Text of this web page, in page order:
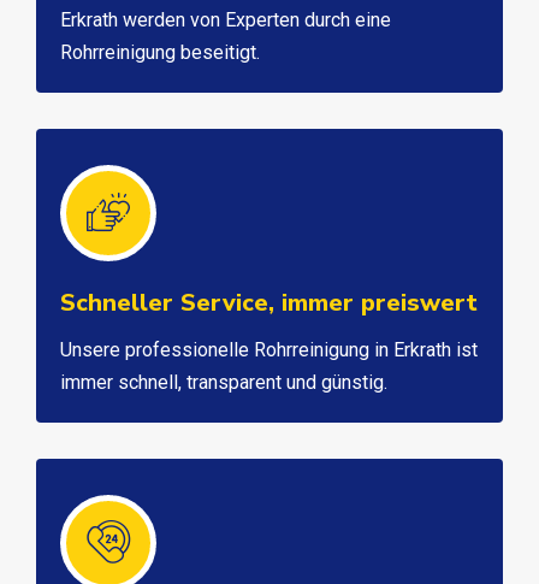
Erkrath werden von Experten durch eine
Rohrreinigung beseitigt.
Schneller Service, immer preiswert
Unsere professionelle Rohrreinigung in Erkrath ist
immer schnell, transparent und günstig.